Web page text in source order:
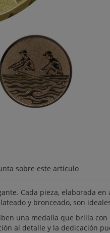
sobre este artículo
Cada pieza, elaborada
y bronceado, son
una medalla que brilla
al detalle y la dedicación